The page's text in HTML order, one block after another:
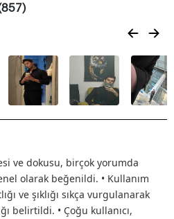
ve dokusu, birçok yorumda
olarak beğenildi. • Kullanım
ve şıklığı sıkça vurgulanarak
belirtildi. • Çoğu kullanıcı,